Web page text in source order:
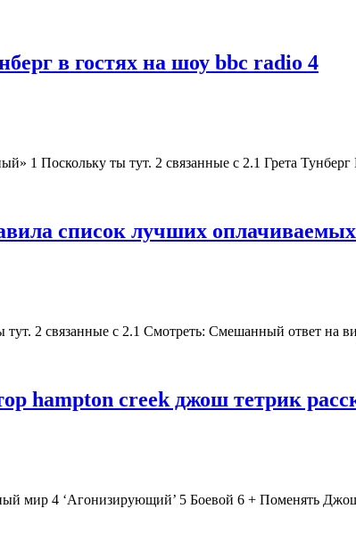
в гостях на шоу bbc radio 4
1 Поскольку ты тут. 2 связанные с 2.1 Грета
список лучших
тут. 2 связанные с 2.1 Смотреть: Смешанный ответ
hampton creek джош тетрик
мир 4 ‘Агонизирующий’ 5 Боевой 6 + Поменять